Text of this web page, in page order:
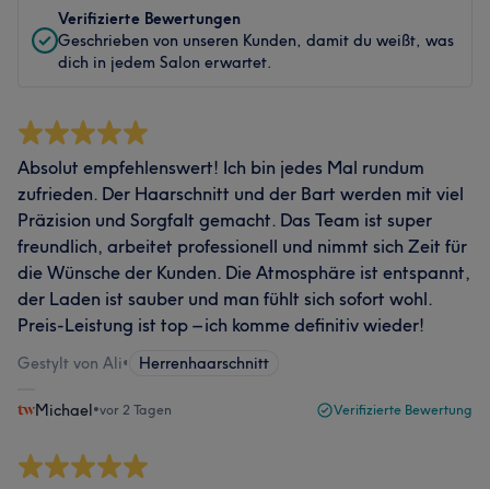
Verifizierte Bewertungen
Geschrieben von unseren Kunden, damit du weißt, was
dich in jedem Salon erwartet.
Absolut empfehlenswert! Ich bin jedes Mal rundum
zufrieden. Der Haarschnitt und der Bart werden mit viel
Präzision und Sorgfalt gemacht. Das Team ist super
freundlich, arbeitet professionell und nimmt sich Zeit für
die Wünsche der Kunden. Die Atmosphäre ist entspannt,
der Laden ist sauber und man fühlt sich sofort wohl.
Preis-Leistung ist top – ich komme definitiv wieder!
Gestylt von Ali• Herrenhaarschnitt
Michael•vor 2 Tagen Verifizierte Bewertung